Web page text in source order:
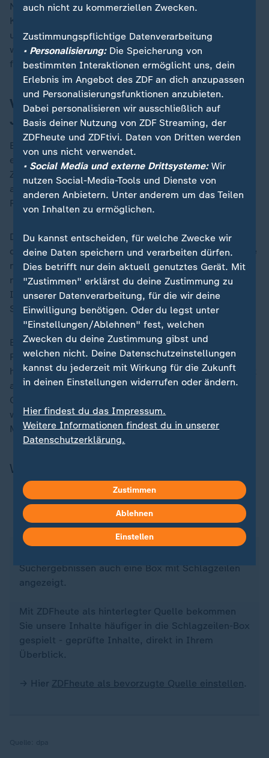
Nach Angaben portugiesischer Medien sollen die
Kinder erst wenige Tage zuvor gemeinsam mit Mutter
und Stiefvater eingereist sein. Nach einer Fahndung
wurden Mutter und Stiefvater am Donnerstag
festgenommen.
Vater beantragt Sorgerecht für die
Jungen
Bislang hatte die Mutter das Sorgerecht und der Vater
ein Besuchsrecht für die Jungen, wie die französische
Zeitung "Dernières Nouvelles d'Alsace" unter Berufung
auf den Staatsanwalt von Colmar im Elsass, Jean
Richert, berichtete.
Der leibliche Vater habe die Mutter und die Kinder bei
der Polizei in Colmar als vermisst gemeldet, dort hatte
man sich auch schon Sorgen gemacht, weil die Kinder
nicht mehr zum Kindergarten gekommen waren.
Inzwischen sei er auf dem Weg nach Portugal, um das
Sorgerecht für seine Söhne zu beantragen.
Bei dem Stiefvater soll es sich nach Informationen von
RTP um einen ehemaligen französischen Polizisten
handeln, der nach längerer Depression aus dem Dienst
ausgeschieden sei. 2010 sei er wegen häuslicher
Gewalt gegen seine damalige Ehefrau verurteilt
worden. Die Mutter der Kinder habe er "vor einigen
Monaten" kennengelernt.
Wichtiger Hinweis in eigener Sache
Unser Nachrichtenangebot - jetzt als bevorzugte
Quelle bei Google
Suchergebnissen auch eine Box mit Schlagzeilen
angezeigt.
Mit ZDFheute als hinterlegter Quelle bekommen
Sie unsere Inhalte häufiger in die Schlagzeilen-Box
gespielt - geprüfte Inhalte, direkt in Ihrem
Überblick.
→ Hier ZDFheute als bevorzugte Quelle einstellen.
auch nicht zu kommerziellen Zwecken.
Zustimmungspflichtige Datenverarbeitung
• Personalisierung:Die Speicherung von
bestimmten Interaktionen ermöglicht uns, dein
Erlebnis im Angebot des ZDF an dich anzupassen
und Personalisierungsfunktionen anzubieten.
Dabei personalisieren wir ausschließlich auf
Basis deiner Nutzung von ZDF Streaming, der
ZDFheute und ZDFtivi. Daten von Dritten werden
von uns nicht verwendet.
• Social Media und externe Drittsysteme:Wir
nutzen Social-Media-Tools und Dienste von
anderen Anbietern. Unter anderem um das Teilen
von Inhalten zu ermöglichen.
Du kannst entscheiden, für welche Zwecke wir
deine Daten speichern und verarbeiten dürfen.
Dies betrifft nur dein aktuell genutztes Gerät. Mit
"Zustimmen" erklärst du deine Zustimmung zu
unserer Datenverarbeitung, für die wir deine
Einwilligung benötigen. Oder du legst unter
"Einstellungen/Ablehnen" fest, welchen
Zwecken du deine Zustimmung gibst und
welchen nicht. Deine Datenschutzeinstellungen
kannst du jederzeit mit Wirkung für die Zukunft
in deinen Einstellungen widerrufen oder ändern.
Hier findest du das Impressum.
Weitere Informationen findest du in unserer
Datenschutzerklärung.
Zustimmen
Ablehnen
Einstellen